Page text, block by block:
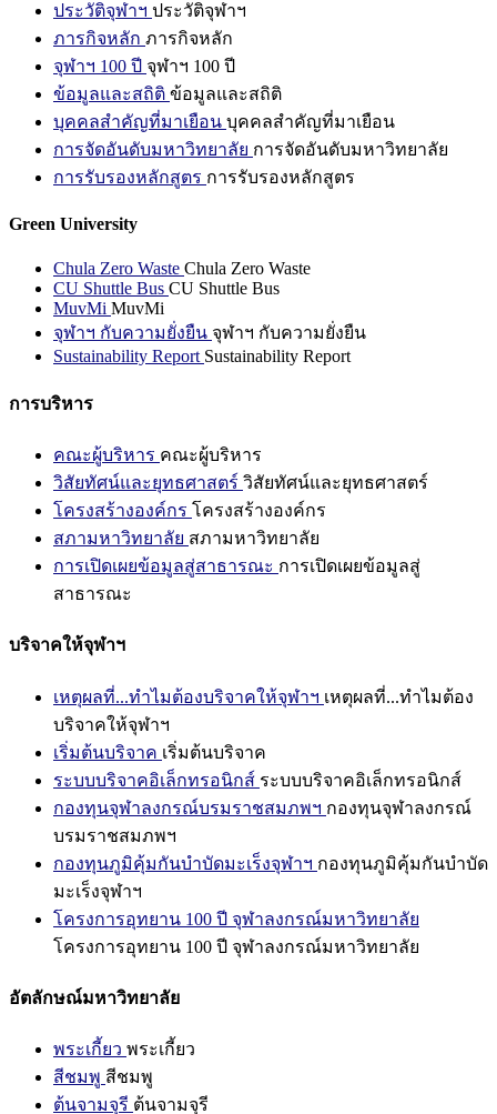
ประวัติจุฬาฯ ประวัติจุฬาฯ
ภารกิจหลัก ภารกิจหลัก
จุฬาฯ 100 ปี จุฬาฯ 100 ปี
ข้อมูลและสถิติ ข้อมูลและสถิติ
บุคคลสำคัญที่มาเยือน บุคคลสำคัญที่มาเยือน
การจัดอันดับมหาวิทยาลัย การจัดอันดับมหาวิทยาลัย
การรับรองหลักสูตร การรับรองหลักสูตร
Green University
Chula Zero Waste Chula Zero Waste
CU Shuttle Bus CU Shuttle Bus
MuvMi MuvMi
จุฬาฯ กับความยั่งยืน จุฬาฯ กับความยั่งยืน
Sustainability Report Sustainability Report
การบริหาร
คณะผู้บริหาร คณะผู้บริหาร
วิสัยทัศน์และยุทธศาสตร์ วิสัยทัศน์และยุทธศาสตร์
โครงสร้างองค์กร โครงสร้างองค์กร
สภามหาวิทยาลัย สภามหาวิทยาลัย
การเปิดเผยข้อมูลสู่สาธารณะ การเปิดเผยข้อมูลสู่
สาธารณะ
บริจาคให้จุฬาฯ
เหตุผลที่...ทำไมต้องบริจาคให้จุฬาฯ เหตุผลที่...ทำไมต้อง
บริจาคให้จุฬาฯ
เริ่มต้นบริจาค เริ่มต้นบริจาค
ระบบบริจาคอิเล็กทรอนิกส์ ระบบบริจาคอิเล็กทรอนิกส์
กองทุนจุฬาลงกรณ์บรมราชสมภพฯ กองทุนจุฬาลงกรณ์
บรมราชสมภพฯ
กองทุนภูมิคุ้มกันบำบัดมะเร็งจุฬาฯ กองทุนภูมิคุ้มกันบำบัด
มะเร็งจุฬาฯ
โครงการอุทยาน 100 ปี จุฬาลงกรณ์มหาวิทยาลัย
โครงการอุทยาน 100 ปี จุฬาลงกรณ์มหาวิทยาลัย
อัตลักษณ์มหาวิทยาลัย
พระเกี้ยว พระเกี้ยว
สีชมพู สีชมพู
ต้นจามจุรี ต้นจามจุรี